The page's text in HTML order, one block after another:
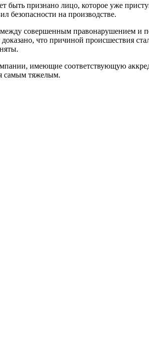
быть признано лицо, которое уже
безопасности на производстве.
совершенным правонарушением и
что причиной происшествия
имеющие соответствующую
самым тяжелым.